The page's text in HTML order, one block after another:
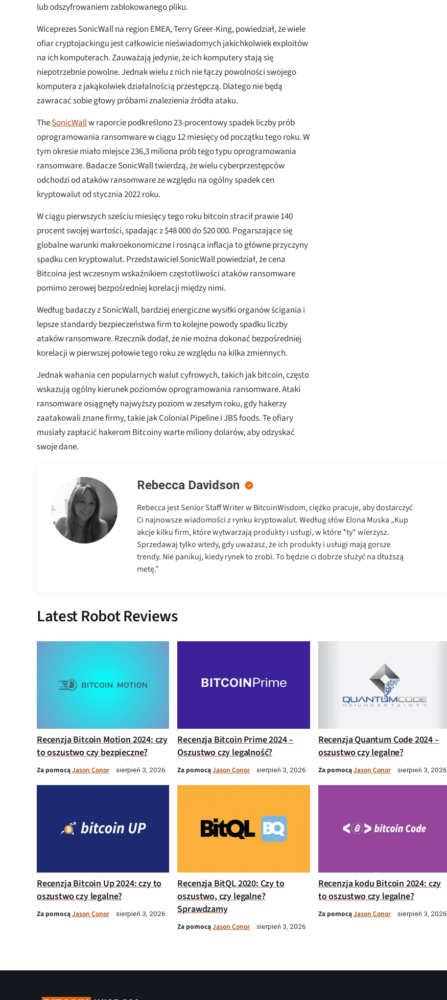
lub odszyfrowaniem zablokowanego pliku.
Wiceprezes SonicWall na region EMEA, Terry Greer-King, powiedział, że wiele
ofiar cryptojackingu jest całkowicie nieświadomych jakichkolwiek exploitów
na ich komputerach. Zauważają jedynie, że ich komputery stają się
niepotrzebnie powolne. Jednak wielu z nich nie łączy powolności swojego
komputera z jakąkolwiek działalnością przestępczą. Dlatego nie będą
zawracać sobie głowy próbami znalezienia źródła ataku.
TheSonicWallw raporcie podkreślono 23-procentowy spadek liczby prób
oprogramowania ransomware w ciągu 12 miesięcy od początku tego roku. W
tym okresie miało miejsce 236,3 miliona prób tego typu oprogramowania
ransomware. Badacze SonicWall twierdzą, że wielu cyberprzestępców
odchodzi od ataków ransomware ze względu na ogólny spadek cen
kryptowalut od stycznia 2022 roku.
W ciągu pierwszych sześciu miesięcy tego roku bitcoin stracił prawie 140
procent swojej wartości, spadając z $48 000 do $20 000. Pogarszające się
globalne warunki makroekonomiczne i rosnąca inflacja to główne przyczyny
spadku cen kryptowalut. Przedstawiciel SonicWall powiedział, że cena
Bitcoina jest wczesnym wskaźnikiem częstotliwości ataków ransomware
pomimo zerowej bezpośredniej korelacji między nimi.
Według badaczy z SonicWall, bardziej energiczne wysiłki organów ścigania i
lepsze standardy bezpieczeństwa firm to kolejne powody spadku liczby
ataków ransomware. Rzecznik dodał, że nie można dokonać bezpośredniej
korelacji w pierwszej połowie tego roku ze względu na kilka zmiennych.
Jednak wahania cen popularnych walut cyfrowych, takich jak bitcoin, często
wskazują ogólny kierunek poziomów oprogramowania ransomware. Ataki
ransomware osiągnęły najwyższy poziom w zeszłym roku, gdy hakerzy
zaatakowali znane firmy, takie jak Colonial Pipeline i JBS foods. Te ofiary
musiały zapłacić hakerom Bitcoiny warte miliony dolarów, aby odzyskać
swoje dane.
Rebecca Davidson
Rebecca jest Senior Staff Writer w BitcoinWisdom, ciężko pracuje, aby dostarczyć
Ci najnowsze wiadomości z rynku kryptowalut. Według słów Elona Muska „Kup
akcje kilku firm, które wytwarzają produkty i usługi, w które *ty* wierzysz.
Sprzedawaj tylko wtedy, gdy uważasz, że ich produkty i usługi mają gorsze
trendy. Nie panikuj, kiedy rynek to zrobi. To będzie ci dobrze służyć na dłuższą
metę.”
Latest Robot Reviews
Recenzja Bitcoin Motion 2024: czy
to oszustwo czy bezpieczne?
Za pomocąJason Conor sierpień 3, 2026
Recenzja Bitcoin Prime 2024 –
Oszustwo czy legalność?
Za pomocąJason Conor sierpień 3, 2026
Recenzja Quantum Code 2024 –
oszustwo czy legalne?
Za pomocąJason Conor sierpień 3, 2026
Recenzja Bitcoin Up 2024: czy to
oszustwo czy legalne?
Za pomocąJason Conor sierpień 3, 2026
Recenzja BitQL 2020: Czy to
oszustwo, czy legalne?
Sprawdzamy
Za pomocąJason Conor sierpień 3, 2026
Recenzja kodu Bitcoin 2024: czy
to oszustwo czy legalne?
Za pomocąJason Conor sierpień 3, 2026